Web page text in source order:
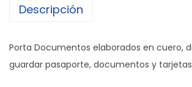
Descripción
Porta Documentos elaborados en cuero,
guardar pasaporte, documentos y tarjetas